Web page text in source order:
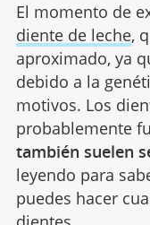
El momento de
diente de leche,
aproximado, ya
debido a la
motivos. Los
probablemente
también suelen
leyendo para
puedes hacer